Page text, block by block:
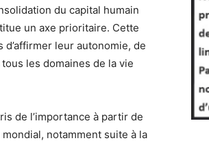
du capital humain
un axe prioritaire. Cette
leur autonomie, de
les domaines de la vie
de l’importance à partir de
notamment suite à la